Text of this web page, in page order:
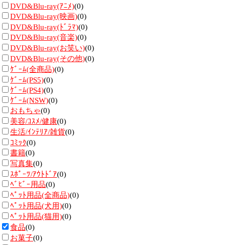
DVD&Blu-ray(ｱﾆﾒ)(0)
DVD&Blu-ray(映画)(0)
DVD&Blu-ray(ﾄﾞﾗﾏ)(0)
DVD&Blu-ray(音楽)(0)
DVD&Blu-ray(お笑い)(0)
DVD&Blu-ray(その他)(0)
ｹﾞｰﾑ(全商品)(0)
ｹﾞｰﾑ(PS5)(0)
ｹﾞｰﾑ(PS4)(0)
ｹﾞｰﾑ(NSW)(0)
おもちゃ(0)
美容/ｺｽﾒ/健康(0)
生活/ｲﾝﾃﾘｱ/雑貨(0)
ｺﾐｯｸ(0)
書籍(0)
写真集(0)
ｽﾎﾟｰﾂ/ｱｳﾄﾄﾞｱ(0)
ﾍﾞﾋﾞｰ用品(0)
ﾍﾟｯﾄ用品(全商品)(0)
ﾍﾟｯﾄ用品(犬用)(0)
ﾍﾟｯﾄ用品(猫用)(0)
食品(0)
お菓子(0)